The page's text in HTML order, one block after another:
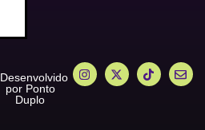
Desenvolvido
por Ponto
Duplo